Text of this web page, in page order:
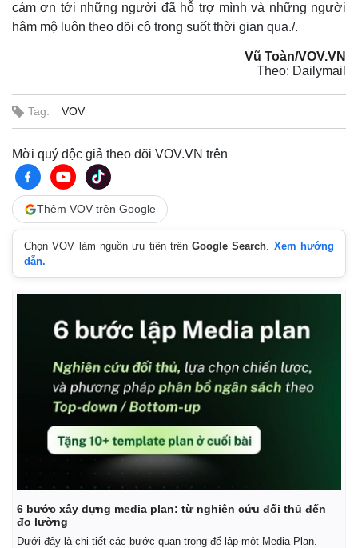
Thế giới
Quan sát
Cuộc sống đó đây
Multimedia
Video
Ảnh
E-Magazine
Infographic
cảm ơn tới những người đã hỗ trợ mình và những người
hâm mộ luôn theo dõi cô trong suốt thời gian qua./.
Vũ Toàn/VOV.VN
Theo: Dailymail
Tag: VOV
Mời quý độc giả theo dõi VOV.VN trên
Thêm VOV trên Google
Chọn VOV làm nguồn ưu tiên trênGoogle Search. Xem hướng
dẫn.
6 bước xây dựng media plan: từ nghiên cứu đối thủ đến
đo lường
Dưới đây là chi tiết các bước quan trọng để lập một Media Plan.